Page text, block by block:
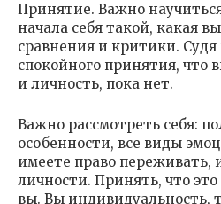
Принятие. Важно
начала себя такой, какая
сравнения и критики.
спокойного принятия, что
и личность, пока нет.
Важно рассмотреть себя:
особенности, все виды
имеете право переживать,
личности. Принять, что это
вы. Вы индивидуальность,